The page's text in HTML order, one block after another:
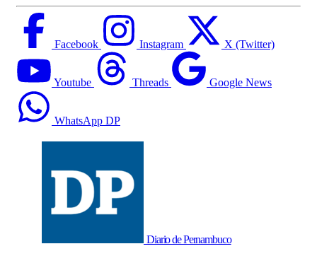
Facebook Instagram X (Twitter)
Youtube Threads Google News
WhatsApp DP
Diario de Pernambuco